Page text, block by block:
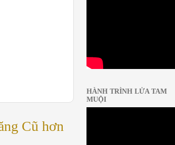
Cũ hơn
HÀNH TRÌNH LỬA TAM
MUỘI